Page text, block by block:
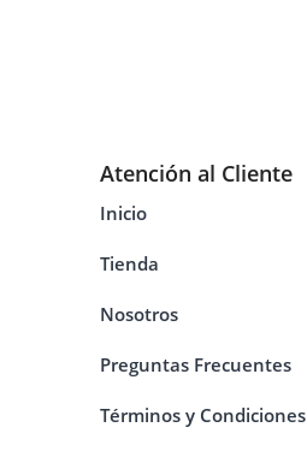
Atención al Cliente
Inicio
Tienda
Nosotros
Preguntas Frecuentes
Términos y Condiciones